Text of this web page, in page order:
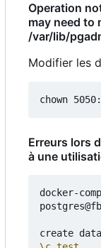
Operation
may need to
/var/lib/
Modifier les
Erreurs lors
à une
docker-
create